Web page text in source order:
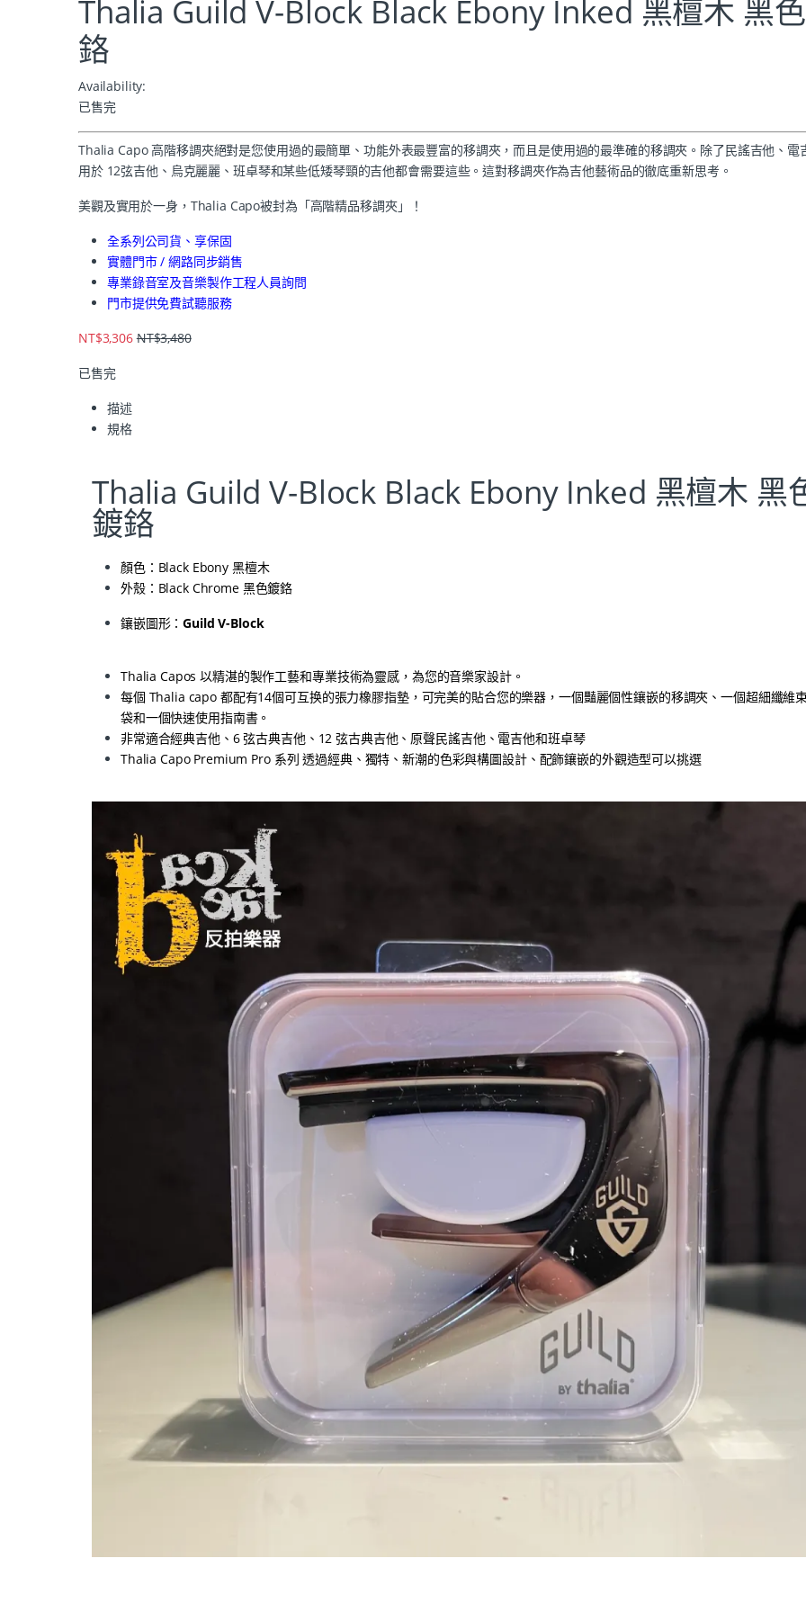
Thalia Guild V-Block Black Ebony Inked 黑檀木 黑
鉻
Availability:
已售完
Thalia Capo 高階移調夾絕對是您使用過的最簡單、功能外表最豐富的移調夾，而且是使用過的最準確的移調夾。除了民謠吉他、電
用於 12弦吉他、烏克麗麗、班卓琴和某些低矮琴頸的吉他都會需要這些。這對移調夾作為吉他藝術品的徹底重新思考。
美觀及實用於一身，Thalia Capo被封為「高階精品移調夾」！
全系列公司貨、享保固
實體門市 / 網路同步銷售
專業錄音室及音樂製作工程人員詢問
門市提供免費試聽服務
NT$3,306 NT$3,480
已售完
描述
規格
Thalia Guild V-Block Black Ebony Inked 黑檀木 黑
鍍鉻
顏色：Black Ebony 黑檀木
外殼：Black Chrome 黑色鍍鉻
鑲嵌圖形：Guild V-Block
Thalia Capos 以精湛的製作工藝和專業技術為靈感，為您的音樂家設計。
每個 Thalia capo 都配有14個可互换的張力橡膠指墊，可完美的貼合您的樂器，一個豔麗個性鑲嵌的移調夾、一個超細纖維
袋和一個快速使用指南書。
非常適合經典吉他、6 弦古典吉他、12 弦古典吉他、原聲民謠吉他、電吉他和班卓琴
Thalia Capo Premium Pro 系列 透過經典、獨特、新潮的色彩與構圖設計、配飾鑲嵌的外觀造型可以挑選